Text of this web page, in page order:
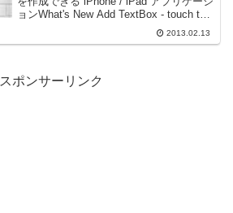
ョンWhat's New Add TextBox - touch the
"+" button to make text box 50 add new...
2013.02.13
スポンサーリンク